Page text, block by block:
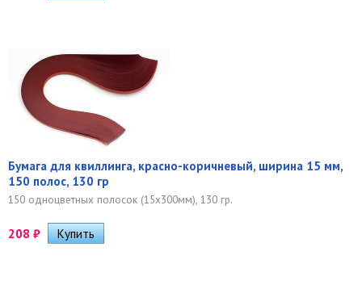
Бумага для квиллинга, красно-коричневый, ширина 15 мм,
150 полос, 130 гр
150 одноцветных полосок (15х300мм), 130 гр.
208 ₽